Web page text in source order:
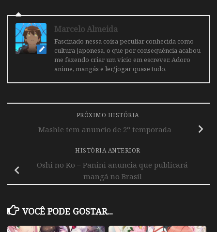
Marcelo Almeida
Fascinado nessa coisa peculiar conhecida como
cultura japonesa, o que por consequência acabou
me fazendo criar um vicio em escrever. Adoro
anime, mangás e ler/jogar quase tudo.
PRÓXIMO HISTÓRIA
Mashle tem anuncio de 2º temporada
HISTÓRIA ANTERIOR
Oshi no Ko – Panini anuncia que publicará
mangá no Brasil
VOCÊ PODE GOSTAR...